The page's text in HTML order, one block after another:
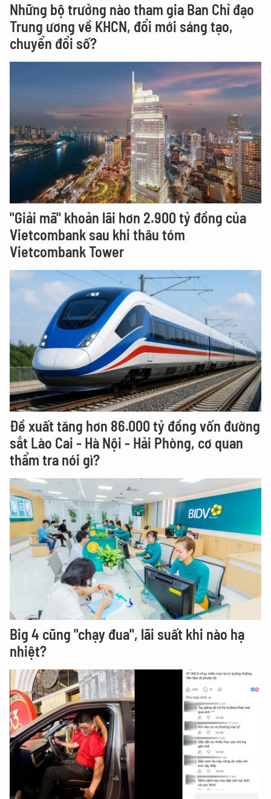
Những bộ trưởng nào tham gia Ban Chỉ đạo
Trung ương về KHCN, đổi mới sáng tạo,
chuyển đổi số?
"Giải mã" khoản lãi hơn 2.900 tỷ đồng của
Vietcombank sau khi thâu tóm
Vietcombank Tower
Đề xuất tăng hơn 86.000 tỷ đồng vốn đường
sắt Lào Cai - Hà Nội - Hải Phòng, cơ quan
thẩm tra nói gì?
Big 4 cũng "chạy đua", lãi suất khi nào hạ
nhiệt?